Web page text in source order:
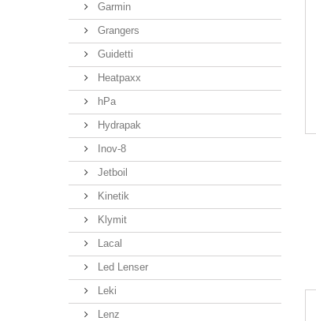
Garmin
Grangers
Guidetti
Heatpaxx
hPa
Hydrapak
Inov-8
Jetboil
Kinetik
Klymit
Lacal
Led Lenser
Leki
Lenz